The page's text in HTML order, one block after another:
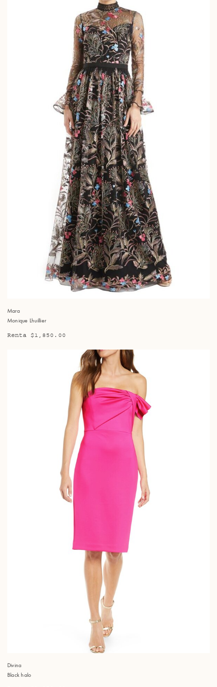
Mara
Monique Lhuillier
Renta $1,850.00
Divina
Black halo